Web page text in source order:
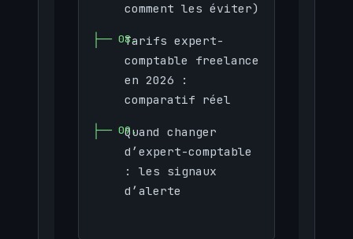
comment les éviter)
Tarifs expert-
comptable freelance
en 2026 :
comparatif réel
Quand changer
d’expert-comptable
: les signaux
d’alerte